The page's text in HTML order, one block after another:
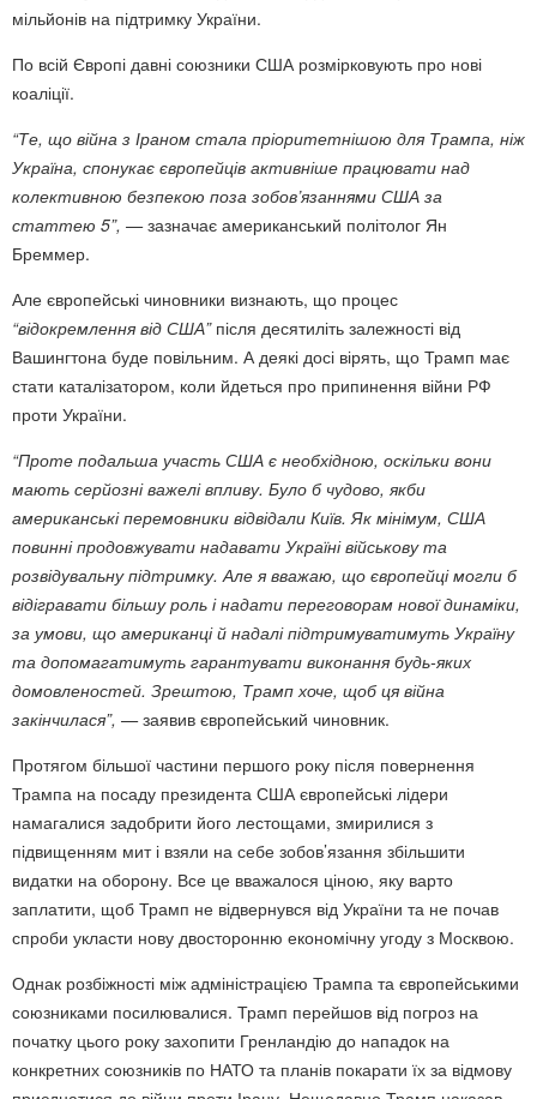
мільйонів на підтримку України.
По всій Європі давні союзники США розмірковують про нові
коаліції.
“Те, що війна з Іраном стала пріоритетнішою для Трампа, ніж
Україна, спонукає європейців активніше працювати над
колективною безпекою поза зобов’язаннями США за
статтею 5”, —зазначає американський політолог Ян
Бреммер.
Але європейські чиновники визнають, що процес
“відокремлення від США”після десятиліть залежності від
Вашингтона буде повільним. А деякі досі вірять, що Трамп має
стати каталізатором, коли йдеться про припинення війни РФ
проти України.
“Проте подальша участь США є необхідною, оскільки вони
мають серйозні важелі впливу. Було б чудово, якби
американські перемовники відвідали Київ. Як мінімум, США
повинні продовжувати надавати Україні військову та
розвідувальну підтримку. Але я вважаю, що європейці могли б
відігравати більшу роль і надати переговорам нової динаміки,
за умови, що американці й надалі підтримуватимуть Україну
та допомагатимуть гарантувати виконання будь-яких
домовленостей. Зрештою, Трамп хоче, щоб ця війна
закінчилася”, —заявив європейський чиновник.
Протягом більшої частини першого року після повернення
Трампа на посаду президента США європейські лідери
намагалися задобрити його лестощами, змирилися з
підвищенням мит і взяли на себе зобов’язання збільшити
видатки на оборону. Все це вважалося ціною, яку варто
заплатити, щоб Трамп не відвернувся від України та не почав
спроби укласти нову двосторонню економічну угоду з Москвою.
Однак розбіжності між адміністрацією Трампа та європейськими
союзниками посилювалися. Трамп перейшов від погроз на
початку цього року захопити Гренландію до нападок на
конкретних союзників по НАТО та планів покарати їх за відмову